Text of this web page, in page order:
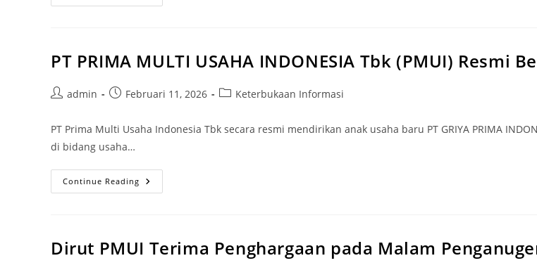
PT PRIMA MULTI USAHA INDONESIA Tbk (PMUI) Resmi
admin Februari 11, 2026 Keterbukaan Informasi
PT Prima Multi Usaha Indonesia Tbk secara resmi mendirikan anak usaha baru PT GRIYA PRIMA
di bidang usaha…
Continue Reading
Dirut PMUI Terima Penghargaan pada Malam